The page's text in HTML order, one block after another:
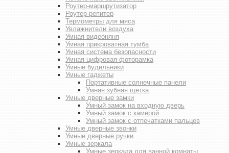
Роутер-маршрутизатор
Роутер-репитер
Термометры для мяса
Увлажнители воздуха
Умная видеоняня
Умная прикроватная тумба
Умная система безопасности
Умная цифровая фоторамка
Умные будильники
Умные гаджеты
Портативные солнечные панели
Умная зубная щетка
Умные дверные замки
Умный замок на входную дверь
Умный замок с камерой
Умный замок с отпечатками пальцев
Умные дверные звонки
Умные дверные ручки
Умные зеркала
Умные зеркала для ванной комнаты